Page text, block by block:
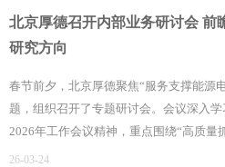
北京厚德召开内部业务研讨会 前
研究方向
春节前夕，北京厚德聚焦“服务支撑能源
题，组织召开了专题研讨会。会议深入学
2026年工作会议精神，重点围绕“高质量
设”与“高质量抓好人才队伍建设”两项内
26-03-24